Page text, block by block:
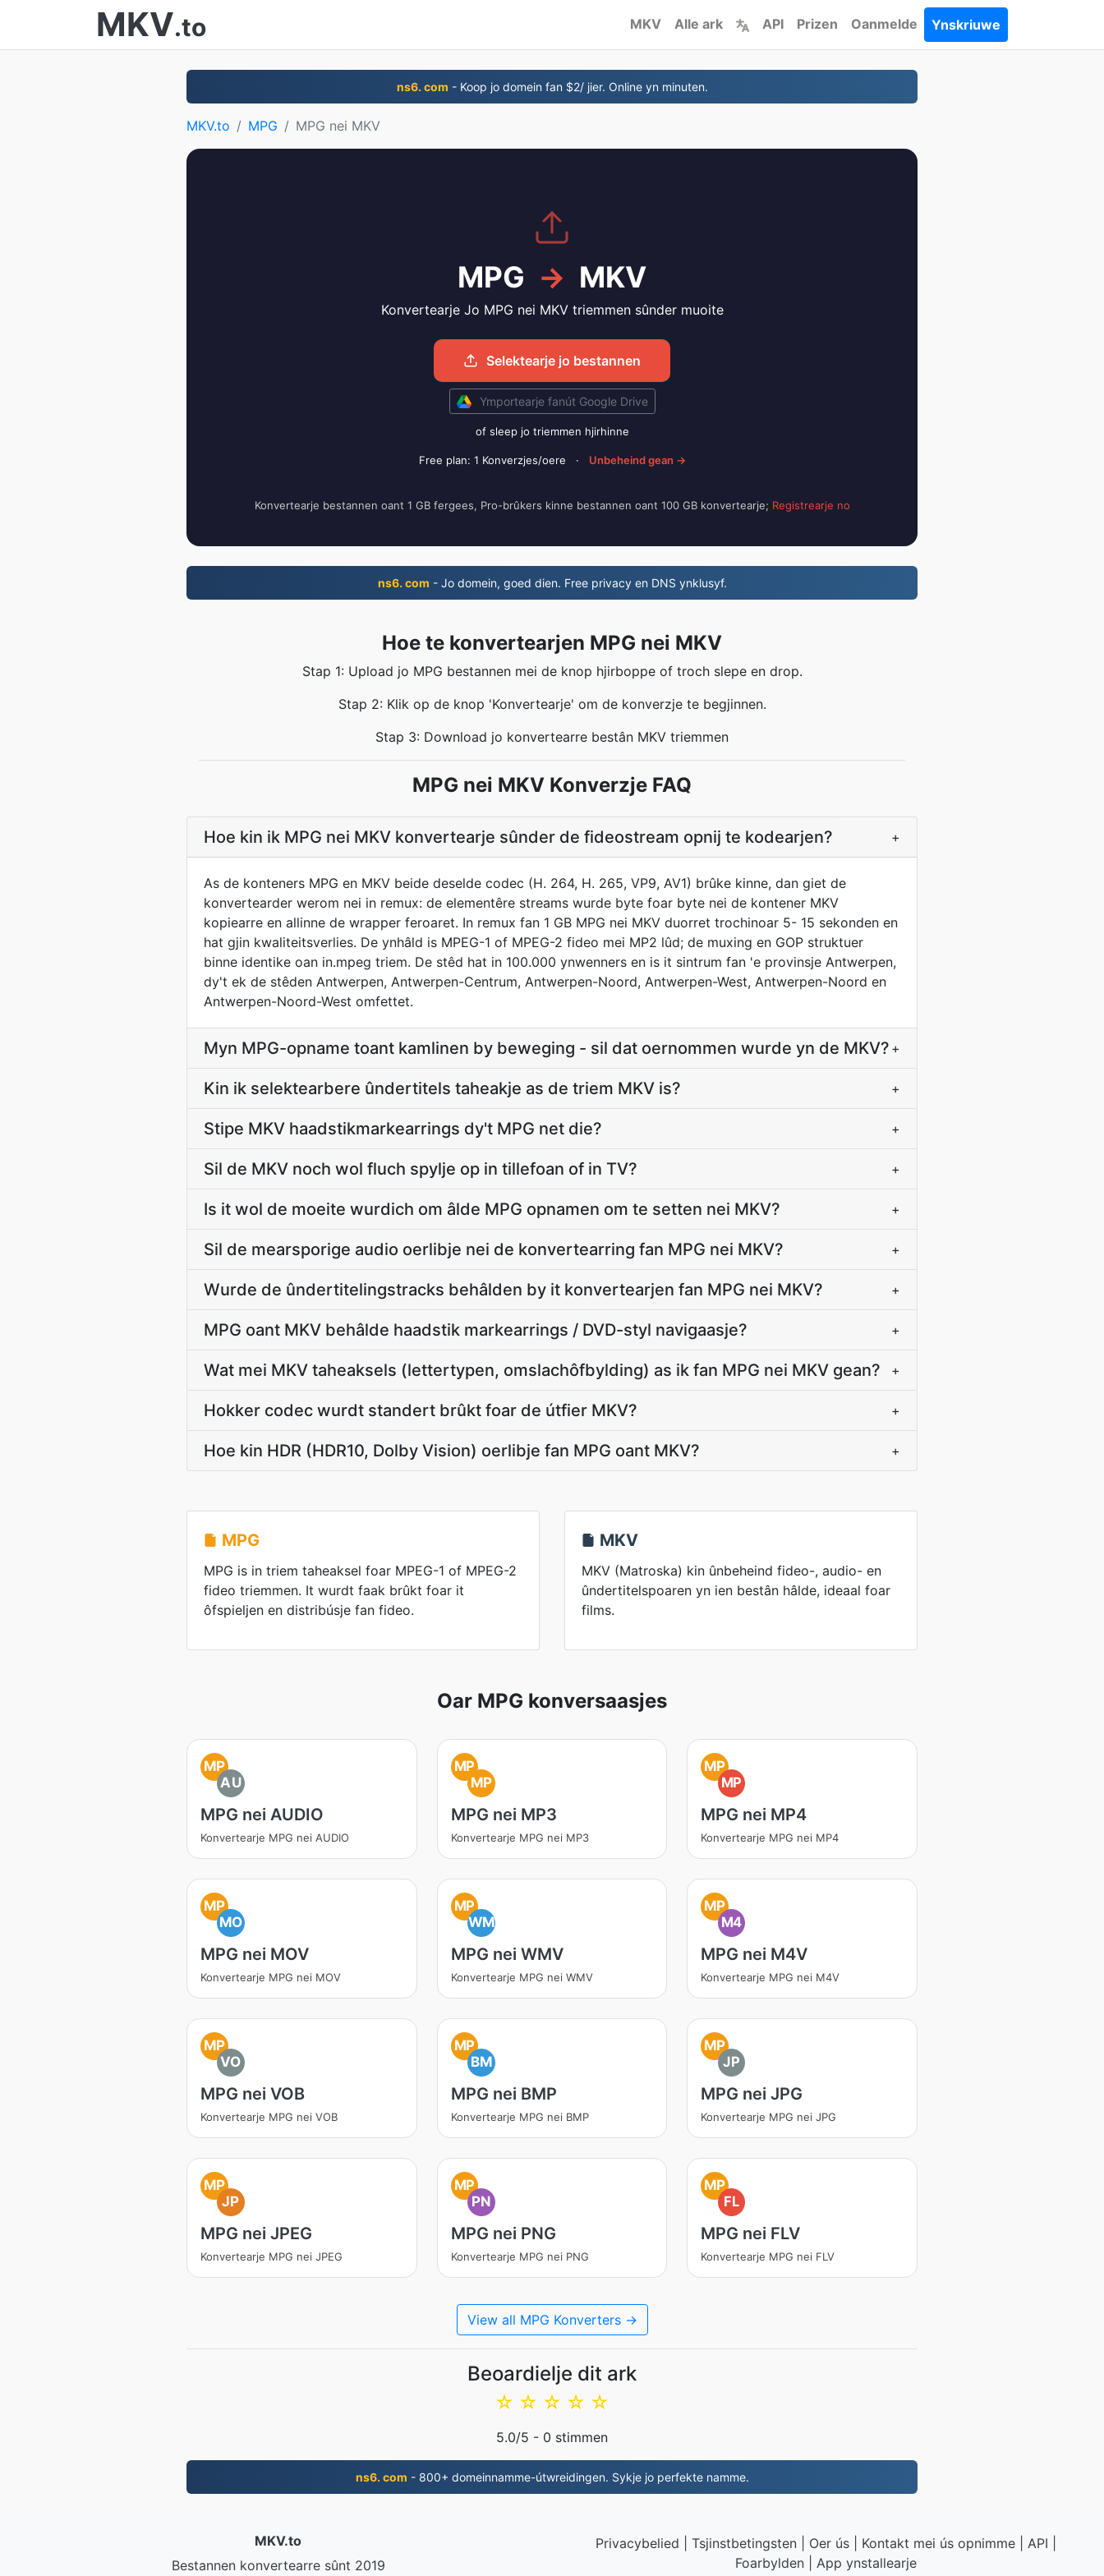
MKV.to MKV Alle ark API Prizen Oanmelde Ynskriuwe
ns6. com - Koop jo domein fan $2/ jier. Online yn minuten.
MKV.to MPG MPG nei MKV
MPG → MKV
Konvertearje Jo MPG nei MKV triemmen sûnder muoite
Selektearje jo bestannen
Ymportearje fanút Google Drive
of sleep jo triemmen hjirhinne
Free plan: 1 Konverzjes/oere · Unbeheind gean →
Konvertearje bestannen oant 1 GB fergees, Pro-brûkers kinne bestannen oant 100 GB konvertearje; Registrearje no
ns6. com - Jo domein, goed dien. Free privacy en DNS ynklusyf.
Hoe te konvertearjen MPG nei MKV
Stap 1: Upload jo MPG bestannen mei de knop hjirboppe of troch slepe en drop.
Stap 2: Klik op de knop 'Konvertearje' om de konverzje te begjinnen.
Stap 3: Download jo konvertearre bestân MKV triemmen
MPG nei MKV Konverzje FAQ
Hoe kin ik MPG nei MKV konvertearje sûnder de fideostream opnij te kodearjen? +
As de konteners MPG en MKV beide deselde codec (H. 264, H. 265, VP9, AV1) brûke kinne, dan giet de
konvertearder werom nei in remux: de elementêre streams wurde byte foar byte nei de kontener MKV
kopiearre en allinne de wrapper feroaret. In remux fan 1 GB MPG nei MKV duorret trochinoar 5- 15 sekonden en
hat gjin kwaliteitsverlies. De ynhâld is MPEG-1 of MPEG-2 fideo mei MP2 lûd; de muxing en GOP struktuer
binne identike oan in.mpeg triem. De stêd hat in 100.000 ynwenners en is it sintrum fan 'e provinsje Antwerpen,
dy't ek de stêden Antwerpen, Antwerpen-Centrum, Antwerpen-Noord, Antwerpen-West, Antwerpen-Noord en
Antwerpen-Noord-West omfettet.
Myn MPG-opname toant kamlinen by beweging - sil dat oernommen wurde yn de MKV? +
Kin ik selektearbere ûndertitels taheakje as de triem MKV is? +
Stipe MKV haadstikmarkearrings dy't MPG net die? +
Sil de MKV noch wol fluch spylje op in tillefoan of in TV? +
Is it wol de moeite wurdich om âlde MPG opnamen om te setten nei MKV? +
Sil de mearsporige audio oerlibje nei de konvertearring fan MPG nei MKV? +
Wurde de ûndertitelingstracks behâlden by it konvertearjen fan MPG nei MKV? +
MPG oant MKV behâlde haadstik markearrings / DVD-styl navigaasje? +
Wat mei MKV taheaksels (lettertypen, omslachôfbylding) as ik fan MPG nei MKV gean? +
Hokker codec wurdt standert brûkt foar de útfier MKV? +
Hoe kin HDR (HDR10, Dolby Vision) oerlibje fan MPG oant MKV? +
MPG
MPG is in triem taheaksel foar MPEG-1 of MPEG-2
fideo triemmen. It wurdt faak brûkt foar it
ôfspieljen en distribúsje fan fideo.
MKV
MKV (Matroska) kin ûnbeheind fideo-, audio- en
ûndertitelspoaren yn ien bestân hâlde, ideaal foar
films.
Oar MPG konversaasjes
MP
AU
MPG nei AUDIO
Konvertearje MPG nei AUDIO
MP
MP
MPG nei MP3
Konvertearje MPG nei MP3
MP
MP
MPG nei MP4
Konvertearje MPG nei MP4
MP
MO
MPG nei MOV
Konvertearje MPG nei MOV
MP
WM
MPG nei WMV
Konvertearje MPG nei WMV
MP
M4
MPG nei M4V
Konvertearje MPG nei M4V
MP
VO
MPG nei VOB
Konvertearje MPG nei VOB
MP
BM
MPG nei BMP
Konvertearje MPG nei BMP
MP
JP
MPG nei JPG
Konvertearje MPG nei JPG
MP
JP
MPG nei JPEG
Konvertearje MPG nei JPEG
MP
PN
MPG nei PNG
Konvertearje MPG nei PNG
MP
FL
MPG nei FLV
Konvertearje MPG nei FLV
View all MPG Konverters →
Beoardielje dit ark
☆
☆
☆
☆
☆
5.0/5 - 0 stimmen
ns6. com - 800+ domeinnamme-útwreidingen. Sykje jo perfekte namme.
MKV.to
Bestannen konvertearre sûnt 2019
Privacybelied Tsjinstbetingsten Oer ús Kontakt mei ús opnimme API
Foarbylden
App ynstallearje